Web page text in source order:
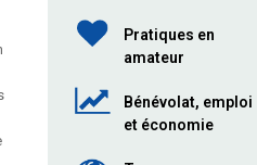
Pratiques en
amateur
Bénévolat, emploi
et économie